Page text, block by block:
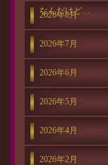
なんだけど…
2026年8月
2026年7月
2026年6月
2026年5月
2026年4月
2026年2月